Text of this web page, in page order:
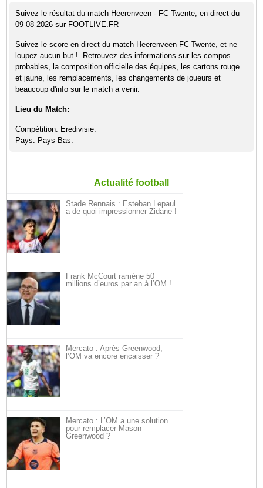
Suivez le résultat du match Heerenveen - FC Twente, en direct du
09-08-2026 sur FOOTLIVE.FR
Suivez le score en direct du match Heerenveen FC Twente, et ne
loupez aucun but !. Retrouvez des informations sur les compos
probables, la composition officielle des équipes, les cartons rouge
et jaune, les remplacements, les changements de joueurs et
beaucoup d'info sur le match a venir.
Lieu du Match:
Compétition: Eredivisie.
Pays: Pays-Bas.
Actualité football
Stade Rennais : Esteban Lepaul
a de quoi impressionner Zidane !
Frank McCourt ramène 50
millions d’euros par an à l’OM !
Mercato : Après Greenwood,
l’OM va encore encaisser ?
Mercato : L’OM a une solution
pour remplacer Mason
Greenwood ?